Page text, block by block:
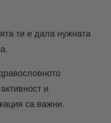
ти е дала нужната
и
са важни.